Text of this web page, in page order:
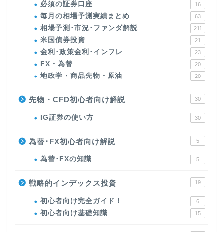
必須の証券口座 16
毎月の相場予測実績まとめ 63
相場予測･市況･ファンダ解説 211
米国債券投資 21
金利･政策金利･インフレ 23
FX・為替 20
地政学・商品先物・原油 20
先物・CFD初心者向け解説 30
IG証券の使い方 30
為替･FX初心者向け解説 5
為替･FXの知識 5
戦略的インデックス投資 19
初心者向け完全ガイド！ 6
初心者向け基礎知識 15